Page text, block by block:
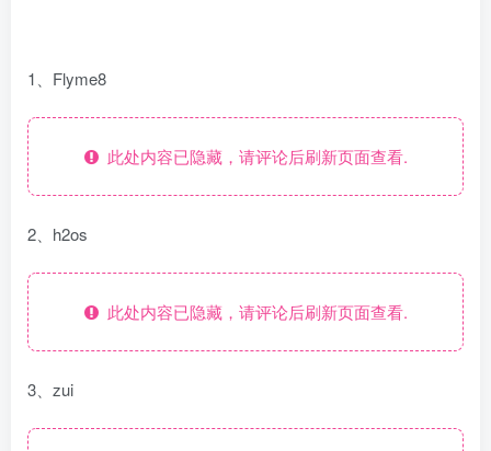
1、Flyme8
此处内容已隐藏，请评论后刷新页面查看.
2、h2os
此处内容已隐藏，请评论后刷新页面查看.
3、zui